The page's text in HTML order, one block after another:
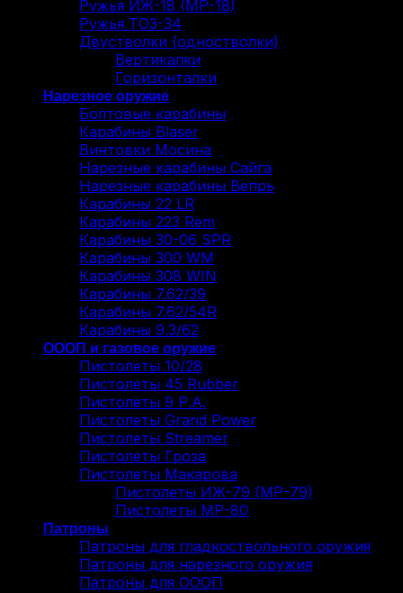
Ружья ИЖ-18 (МР-18)
Ружья ТОЗ-34
Двустволки (одностволки)
Вертикалки
Горизонталки
Нарезное оружие
Болтовые карабины
Карабины Blaser
Винтовки Мосина
Нарезные карабины Сайга
Нарезные карабины Вепрь
Карабины 22 LR
Карабины 223 Rem
Карабины 30-06 SPR
Карабины 300 WM
Карабины 308 WIN
Карабины 7.62/39
Карабины 7.62/54R
Карабины 9.3/62
ОООП и газовое оружие
Пистолеты 10/28
Пистолеты 45 Rubber
Пистолеты 9 Р.А.
Пистолеты Grand Power
Пистолеты Streamer
Пистолеты Гроза
Пистолеты Макарова
Пистолеты ИЖ-79 (МР-79)
Пистолеты МР-80
Патроны
Патроны для гладкоствольного оружия
Патроны для нарезного оружия
Патроны для ОООП